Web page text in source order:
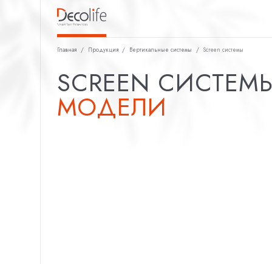
Главная / Продукция / Вертикальные системы / Screen системы
SCREEN
МОДЕЛИ